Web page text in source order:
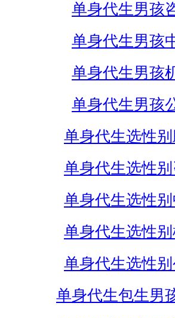
单身代生男孩
单身代生男孩
单身代生男孩
单身代生男孩
单身代生选性
单身代生选性
单身代生选性
单身代生选性
单身代生选性别
单身代生包生男